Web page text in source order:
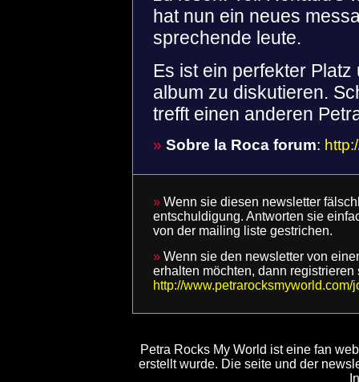
hat nun ein neues
sprechende leute.
Es ist ein perfekter
album zu diskutieren.
trefft einen anderen
» Sobre la Roca forum:
» Wenn sie diesen newsletter
entschuldigung. Antworten sie
von der mailing liste gestrichen.
» Wenn sie den newsletter von
erhalten möchten, dann registrieren
http://
Petra Rocks My World ist eine fan
erstellt wurde. Die seite und der